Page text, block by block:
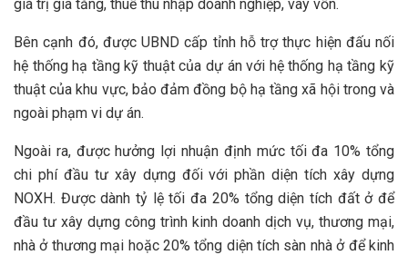
giá trị gia tăng, thuế thu nhập doanh nghiệp, vay vốn.
Bên cạnh đó, được UBND cấp tỉnh hỗ trợ thực hiện đấu nối
hệ thống hạ tầng kỹ thuật của dự án với hệ thống hạ tầng kỹ
thuật của khu vực, bảo đảm đồng bộ hạ tầng xã hội trong và
ngoài phạm vi dự án.
Ngoài ra, được hưởng lợi nhuận định mức tối đa 10% tổng
chi phí đầu tư xây dựng đối với phần diện tích xây dựng
NOXH. Được dành tỷ lệ tối đa 20% tổng diện tích đất ở để
đầu tư xây dựng công trình kinh doanh dịch vụ, thương mại,
nhà ở thương mại hoặc 20% tổng diện tích sàn nhà ở để kinh